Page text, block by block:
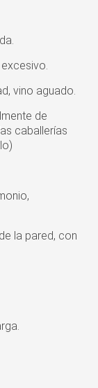
vino aguado.
de
caballerías
la pared, con